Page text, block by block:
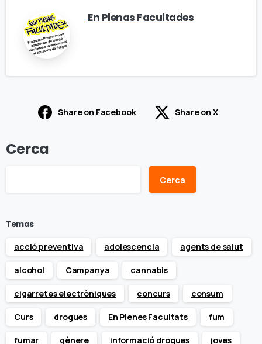
En Plenas Facultades
Share on Facebook Share on X
Cerca
Cerca
Temas
acció preventiva
adolescencia agents de salut
alcohol Campanya cannabis
cigarretes electròniques concurs consum
Curs drogues En Plenes Facultats fum
fumar gènere informació drogues joves